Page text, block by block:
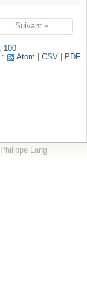
Suivant »
, 100
:
Atom CSV PDF
Lang